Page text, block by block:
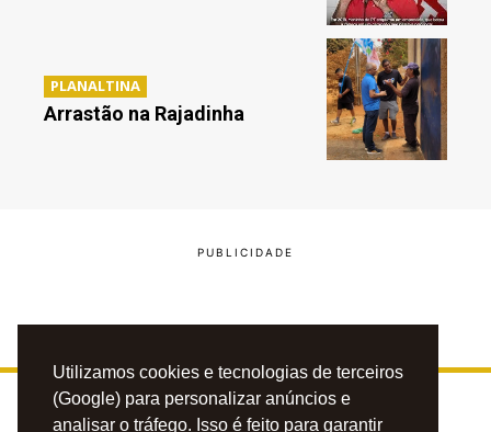
Utilizamos cookies e tecnologias de terceiros
(Google) para personalizar anúncios e
analisar o tráfego. Isso é feito para garantir
PLANALTINA
Arrastão na Rajadinha